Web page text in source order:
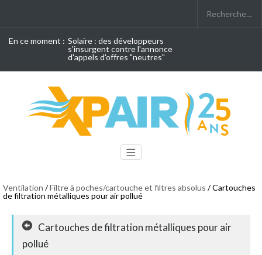
En ce moment : Solaire : des développeurs
s'insurgent contre l'annonce
d'appels d'offres "neutres"
Ventilation /Filtre à poches/cartouche et filtres absolus / Cartouches
de filtration métalliques pour air pollué
Cartouches de filtration métalliques pour air
pollué